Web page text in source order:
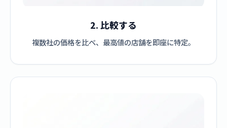
2. 比較する
複数社の価格を比べ、最高値の店舗を即座に特定。